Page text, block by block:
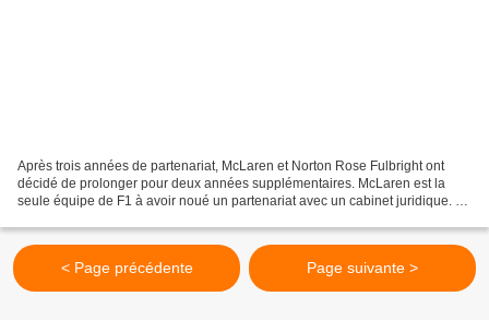
Après trois années de partenariat, McLaren et Norton Rose Fulbright ont
décidé de prolonger pour deux années supplémentaires. McLaren est la
seule équipe de F1 à avoir noué un partenariat avec un cabinet juridique. La
< Page précédente Page suivante >